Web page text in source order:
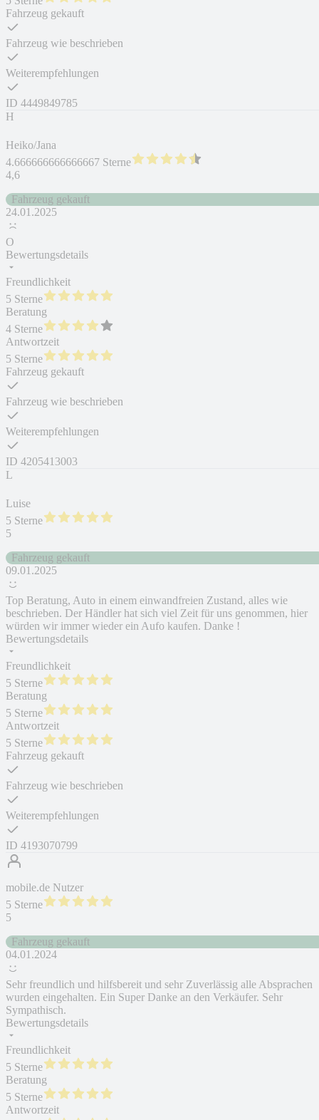
Fahrzeug gekauft
Fahrzeug wie beschrieben
Weiterempfehlungen
ID 4449849785
H
Heiko/Jana
4.666666666666667 Sterne
4,6
Fahrzeug gekauft
24.01.2025
O
Bewertungsdetails
Freundlichkeit
5 Sterne
Beratung
4 Sterne
Antwortzeit
5 Sterne
Fahrzeug gekauft
Fahrzeug wie beschrieben
Weiterempfehlungen
ID 4205413003
L
Luise
5 Sterne
5
Fahrzeug gekauft
09.01.2025
Top Beratung, Auto in einem einwandfreien Zustand, alles wie
beschrieben. Der Händler hat sich viel Zeit für uns genommen, hier
würden wir immer wieder ein Aufo kaufen. Danke !
Bewertungsdetails
Freundlichkeit
5 Sterne
Beratung
5 Sterne
Antwortzeit
5 Sterne
Fahrzeug gekauft
Fahrzeug wie beschrieben
Weiterempfehlungen
ID 4193070799
mobile.de Nutzer
5 Sterne
5
Fahrzeug gekauft
04.01.2024
Sehr freundlich und hilfsbereit und sehr Zuverlässig alle Absprachen
wurden eingehalten. Ein Super Danke an den Verkäufer. Sehr
Sympathisch.
Bewertungsdetails
Freundlichkeit
5 Sterne
Beratung
5 Sterne
Antwortzeit